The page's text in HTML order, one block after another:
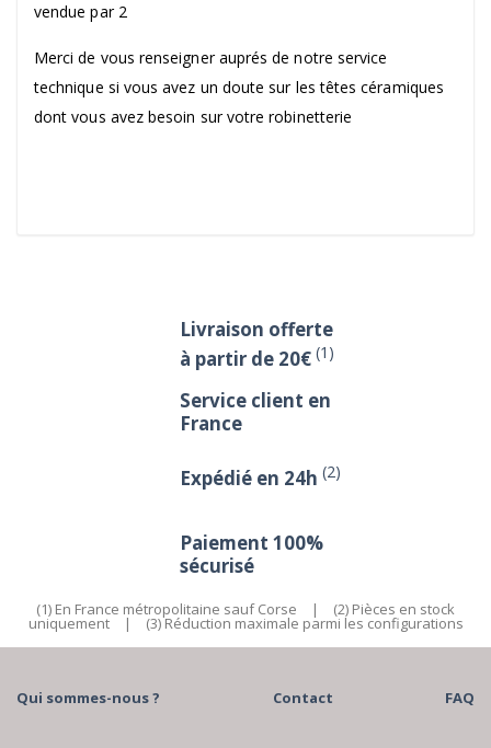
vendue par 2
Merci de vous renseigner auprés de notre service
technique si vous avez un doute sur les têtes céramiques
dont vous avez besoin sur votre robinetterie
Livraison offerte
à partir de 20€ (1)
Service client en
France
Expédié en 24h (2)
Paiement 100%
sécurisé
(1) En France métropolitaine sauf Corse | (2) Pièces en stock
uniquement | (3) Réduction maximale parmi les configurations
Qui sommes-nous ? Contact FAQ